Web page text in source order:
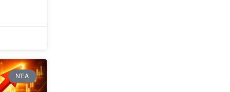
ΝΈΑ